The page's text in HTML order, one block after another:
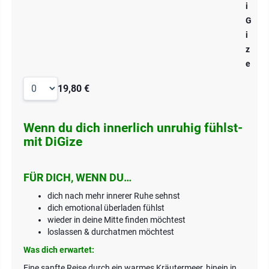
i
G
i
z
e
19,80 €
Wenn du dich innerlich unruhig fühlst-
mit DiGize
FÜR DICH, WENN DU…
dich nach mehr innerer Ruhe sehnst
dich emotional überladen fühlst
wieder in deine Mitte finden möchtest
loslassen & durchatmen möchtest
Was dich erwartet: